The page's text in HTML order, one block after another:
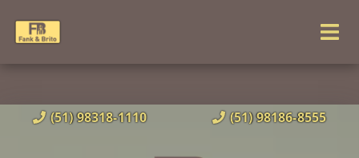
(51) 98318-1110 (51) 98186-8555